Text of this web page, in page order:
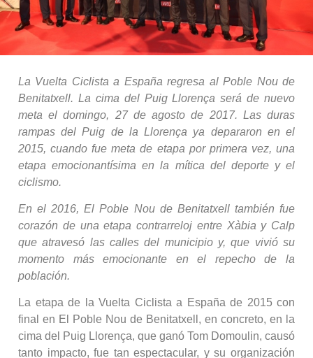
La Vuelta Ciclista a España regresa al Poble Nou de
Benitatxell. La cima del Puig Llorença será de nuevo
meta el domingo, 27 de agosto de 2017. Las duras
rampas del Puig de la Llorença ya depararon en el
2015, cuando fue meta de etapa por primera vez, una
etapa emocionantísima en la mítica del deporte y el
ciclismo.
En el 2016, El Poble Nou de Benitatxell también fue
corazón de una etapa contrarreloj entre Xàbia y Calp
que atravesó las calles del municipio y, que vivió su
momento más emocionante en el repecho de la
población.
La etapa de la Vuelta Ciclista a España de 2015 con
final en El Poble Nou de Benitatxell, en concreto, en la
cima del Puig Llorença, que ganó Tom Domoulin, causó
tanto impacto, fue tan espectacular, y su organización